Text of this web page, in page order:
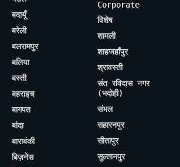
बदायूँ
बरेली
बलरामपुर
बलिया
बस्ती
बहराइच
बागपत
बांदा
बाराबंकी
बिज़नेस
Corporate
विशेष
शामली
शाहजहाँपुर
श्रावस्ती
संत रविदास नगर
(भदोही)
संभल
सहारनपुर
सीतापुर
सुल्तानपुर